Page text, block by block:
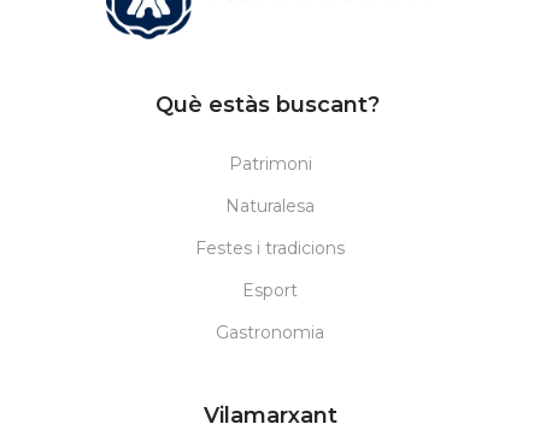
Què estàs buscant?
Patrimoni
Naturalesa
Festes i tradicions
Esport
Gastronomia
Vilamarxant